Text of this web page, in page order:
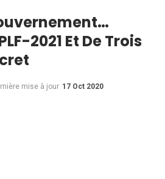
2021 Et De Trois
mise à jour 17 Oct 2020